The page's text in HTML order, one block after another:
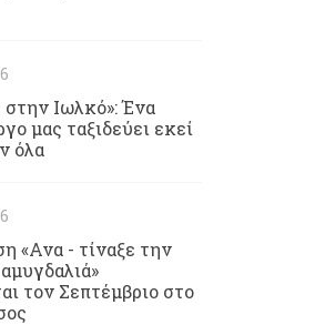
στην Ιωλκό»: Ένα
μας ταξιδεύει εκεί
όλα
«Ανα - τίναξε την
τον Σεπτέμβριο στο